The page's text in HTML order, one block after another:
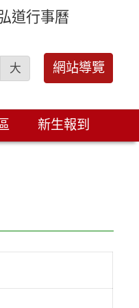
道行事曆
大 網站導覽
新生報到